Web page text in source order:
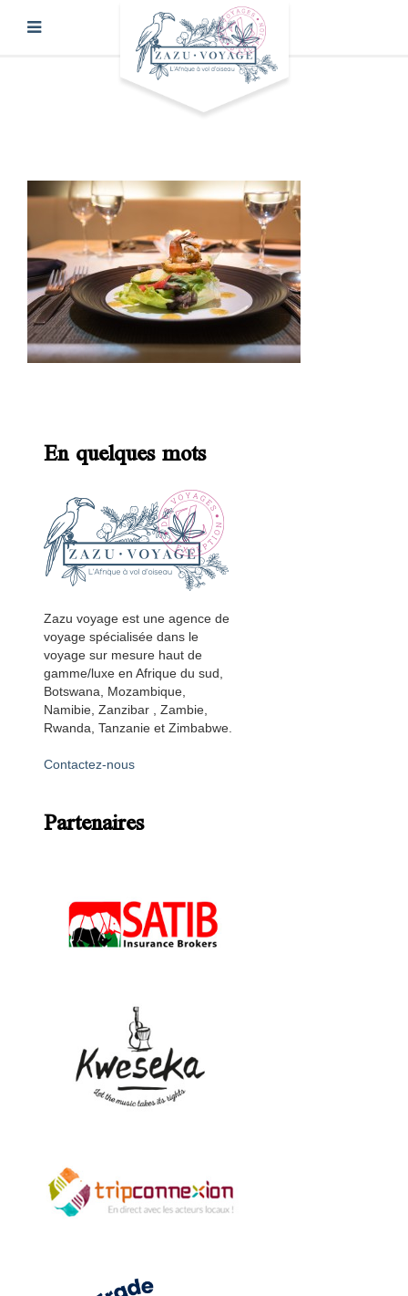
En quelques mots
Zazu voyage est une agence de
voyage spécialisée dans le
voyage sur mesure haut de
gamme/luxe en Afrique du sud,
Botswana, Mozambique,
Namibie, Zanzibar , Zambie,
Rwanda, Tanzanie et Zimbabwe.
Contactez-nous
Partenaires